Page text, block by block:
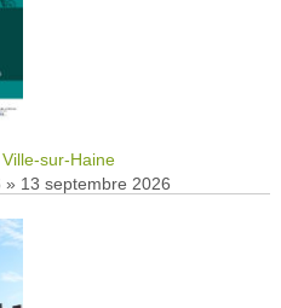
sur-Haine
» 13 septembre 2026